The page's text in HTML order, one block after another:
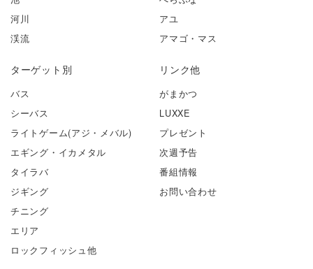
河川
渓流
アユ
アマゴ・マス
ターゲット別
バス
シーバス
ライトゲーム(アジ・メバル)
エギング・イカメタル
タイラバ
ジギング
チニング
エリア
ロックフィッシュ他
リンク他
がまかつ
LUXXE
プレゼント
次週予告
番組情報
お問い合わせ